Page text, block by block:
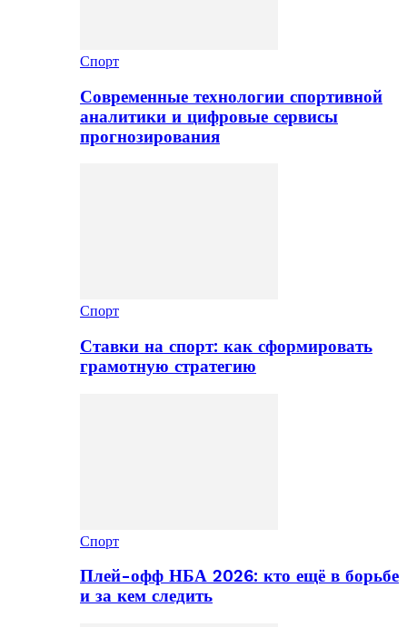
Спорт
Современные технологии спортивной
аналитики и цифровые сервисы
прогнозирования
Спорт
Ставки на спорт: как сформировать
грамотную стратегию
Спорт
Плей-офф НБА 2026: кто ещё в борьбе
и за кем следить